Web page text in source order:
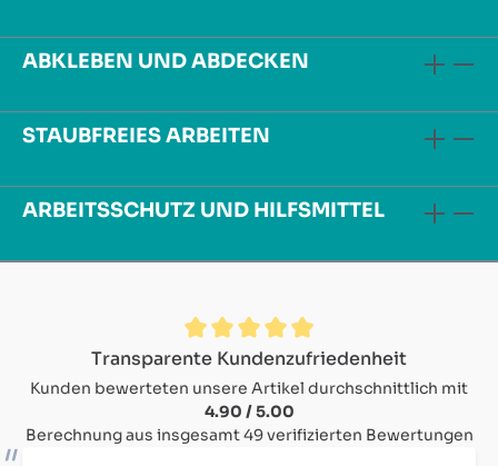
ABKLEBEN UND ABDECKEN
STAUBFREIES ARBEITEN
ARBEITSSCHUTZ UND HILFSMITTEL
Durchschnittliche Bewertung von 4.9 von 5 Sternen
Transparente Kundenzufriedenheit
Kunden bewerteten unsere Artikel durchschnittlich mit
4.90 / 5.00
Berechnung aus insgesamt 49 verifizierten Bewertungen